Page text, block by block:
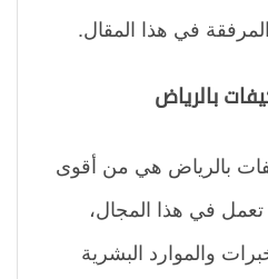
في هذا المقال.
بالرياض
بالرياض هي من أقوى
في هذا المجال،
والموارد البشرية